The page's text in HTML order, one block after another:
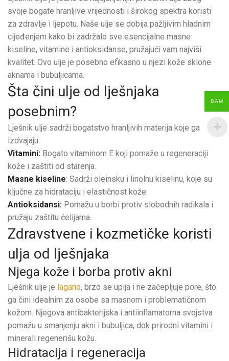
svoje bogate hranljive vrijednosti i širokog spektra koristi
za zdravlje i ljepotu. Naše ulje se dobija pažljivim hladnim
cijeđenjem kako bi zadržalo sve esencijalne masne
kiseline, vitamine i antioksidanse, pružajući vam najviši
kvalitet. Ovo ulje je posebno efikasno u njezi kože sklone
aknama i bubuljicama.
Šta čini ulje od lješnjaka
posebnim?
Lješnik ulje sadrži bogatstvo hranljivih materija koje ga
izdvajaju:
Vitamini: Bogato vitaminom E koji pomaže u regeneraciji
kože i zaštiti od starenja.
Masne kiseline: Sadrži oleinsku i linolnu kiselinu, koje su
ključne za hidrataciju i elastičnost kože.
Antioksidansi: Pomažu u borbi protiv slobodnih radikala i
pružaju zaštitu ćelijama.
Zdravstvene i kozmetičke koristi
ulja od lješnjaka
Njega kože i borba protiv akni
Lješnik ulje je lagano, brzo se upija i ne začepljuje pore, što
ga čini idealnim za osobe sa masnom i problematičnom
kožom. Njegova antibakterijska i antiinflamatorna svojstva
pomažu u smanjenju akni i bubuljica, dok prirodni vitamini i
minerali regenerišu kožu.
Hidratacija i regeneracija
BAM